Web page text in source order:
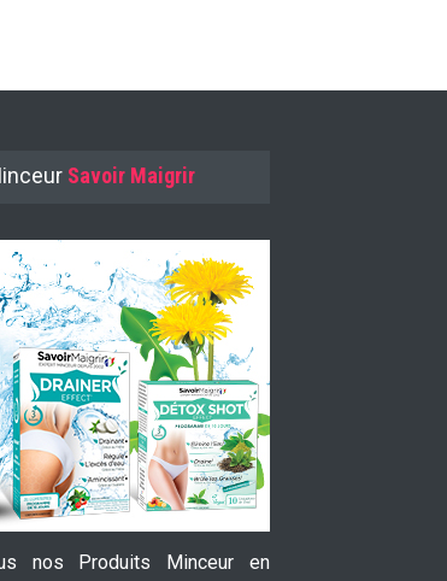
Savoir Maigrir
nos Produits Minceur en